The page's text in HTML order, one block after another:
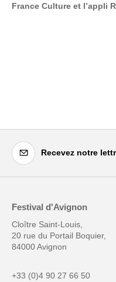
France Culture et l’appli
Recevez notre
Festival d'Avignon
Cloître Saint-Louis,
20 rue du Portail Boquier,
84000 Avignon
+33 (0)4 90 27 66 50